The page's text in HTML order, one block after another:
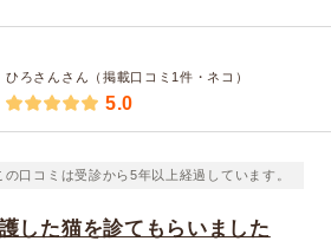
ひろさんさん（掲載口コミ1件・ネコ）
5.0
の口コミは受診から5年以上経過しています。
した猫を診てもらいました